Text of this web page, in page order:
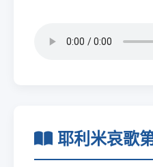
耶利米哀歌